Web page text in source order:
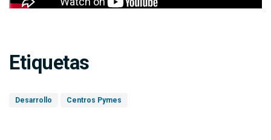
Etiquetas
Desarrollo Centros Pymes